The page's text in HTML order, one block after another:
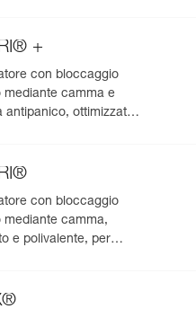
+
con bloccaggio
mediante camma e
antipanico, ottimizzato
con bloccaggio
mediante camma,
e polivalente, per